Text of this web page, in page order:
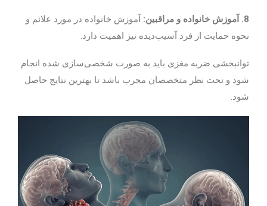
8. آموزش خانواده و مراقبین:
آموزش خانواده در مورد علائم و
نحوه حمایت از فرد آسیب‌دیده نیز اهمیت دارد.
توانبخشی ضربه مغزی باید به صورت شخصی‌سازی شده انجام
شود و تحت نظر متخصصان مجرب باشد تا بهترین نتایج حاصل
شود.